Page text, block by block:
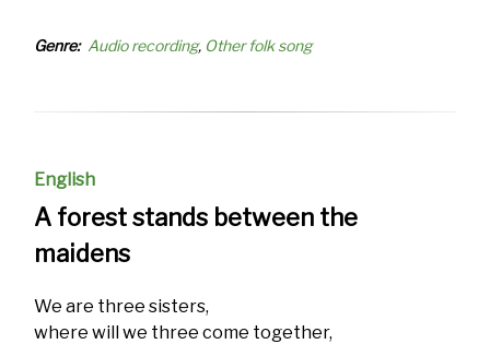
Genre Audio recording Other folk song
English
A forest stands between the
maidens
We are three sisters,
where will we three come together,